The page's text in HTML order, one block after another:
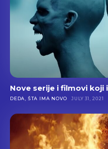
Nove serije i filmovi koji
DEDA, ŠTA IMA NOVO JULY 31, 2021